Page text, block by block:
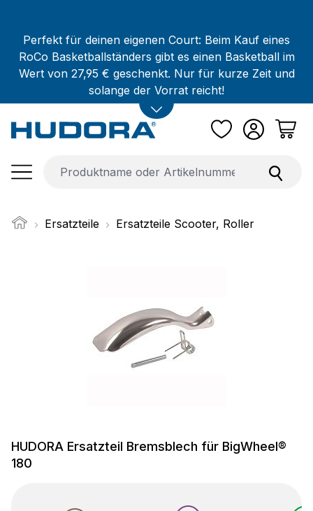
Perfekt für deinen eigenen Court: Beim Kauf eines
RoCo Basketballständers gibt es einen Basketball im
Wert von 27,95 € geschenkt. Nur für kurze Zeit und
solange der Vorrat reicht!
Ersatzteile Ersatzteile Scooter, Roller
HUDORA Ersatzteil Bremsblech für BigWheel®
180